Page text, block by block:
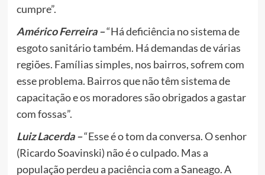
cumpre”.
Américo Ferreira –“Há deficiência no sistema de
esgoto sanitário também. Há demandas de várias
regiões. Famílias simples, nos bairros, sofrem com
esse problema. Bairros que não têm sistema de
capacitação e os moradores são obrigados a gastar
com fossas”.
Luiz Lacerda –“Esse é o tom da conversa. O senhor
(Ricardo Soavinski) não é o culpado. Mas a
população perdeu a paciência com a Saneago. A